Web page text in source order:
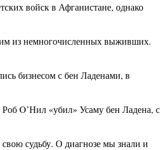
войск в Афганистане, однако
из немногочисленных выживших.
бизнесом с бен Ладенами, в
O’Нил «убил» Усаму бен Ладена, с
свою судьбу. О диагнозе мы знали и